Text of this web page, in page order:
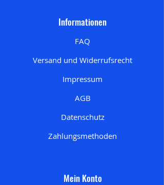
Informationen
FAQ
Versand und Widerrufsrecht
Impressum
AGB
Datenschutz
Zahlungsmethoden
Mein Konto